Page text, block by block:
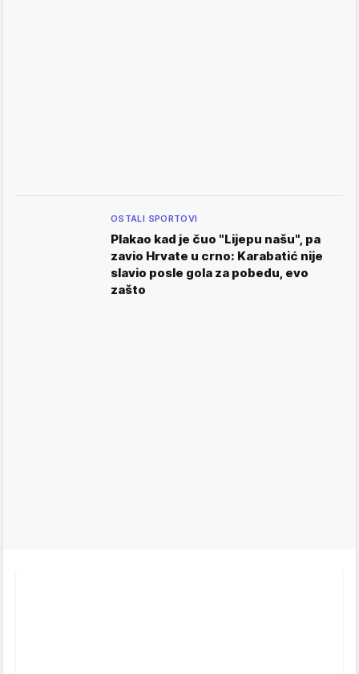
OSTALI SPORTOVI
Plakao kad je čuo "Lijepu našu", pa
zavio Hrvate u crno: Karabatić nije
slavio posle gola za pobedu, evo
zašto